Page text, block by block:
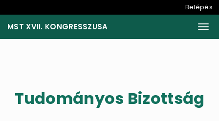
Belépés
MST XVII. KONGRESSZUSA
Tudományos Bizottság